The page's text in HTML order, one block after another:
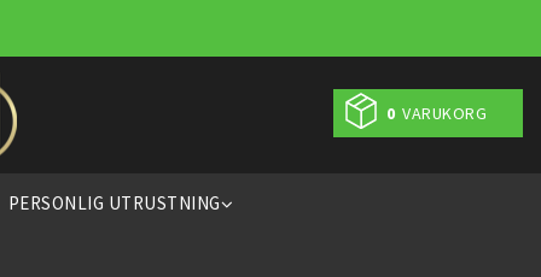
0 VARUKORG
PERSONLIG UTRUSTNING